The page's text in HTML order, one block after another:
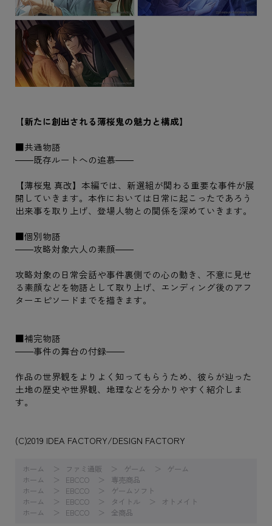
【新たに創出される薄桜鬼の魅力と構成】
■共通物語
――既存ルートへの追慕――
【薄桜鬼 真改】本編では、新選組が関わる重要な事件が展
開していきます。本作においては日常に起こったであろう
出来事を取り上げ、登場人物との関係を深めていきます。
■個別物語
――攻略対象六人の素顔――
攻略対象の日常会話や事件裏側での心の動き、不意に見せ
る素顔などを物語として取り上げ、エンディング後のアフ
ターエピソードまでを描きます。
■補完物語
――事件の舞台の付録――
作品の世界観をよりよく知ってもらうため、彼らが辿った
土地の歴史や世界観、地理などを分かりやすく紹介しま
す。
(C)2019 IDEA FACTORY/DESIGN FACTORY
ホーム ファミ通販 ゲーム
ゲーム
ホーム
EBCCO
専売商品
ホーム
EBCCO
ゲームソフト
ホーム
EBCCO タイトル
オトメイト
ホーム
EBCCO 全商品